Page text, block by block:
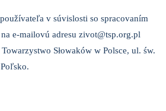
v súvislosti so spracovaním
e-mailovú adresu zivot@tsp.org.pl
Słowaków w Polsce, ul. św.